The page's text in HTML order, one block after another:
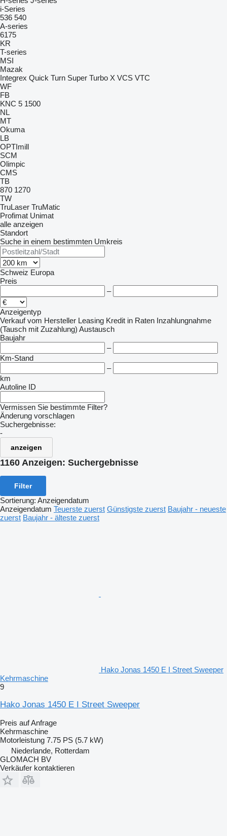
i-Series
536 540
A-series
6175
KR
T-series
MSI
Mazak
Integrex Quick Turn Super Turbo X VCS VTC
WF
FB
KNC 5 1500
NL
MT
Okuma
LB
OPTImill
SCM
Olimpic
CMS
TB
870 1270
TW
TruLaser TruMatic
Profimat Unimat
alle anzeigen
Standort
Suche in einem bestimmten Umkreis
Schweiz Europa
Preis
–
Anzeigentyp
Verkauf vom Hersteller Leasing Kredit in Raten Inzahlungnahme
(Tausch mit Zuzahlung) Austausch
Baujahr
–
Km-Stand
–
km
Autoline ID
Vermissen Sie bestimmte Filter?
Änderung vorschlagen
Suchergebnisse:
-
anzeigen
1160 Anzeigen: Suchergebnisse
Filter
Sortierung: Anzeigendatum
Anzeigendatum Teuerste zuerst Günstigste zuerst Baujahr - neueste
zuerst Baujahr - älteste zuerst
Hako Jonas 1450 E I Street Sweeper
Kehrmaschine
9
Hako Jonas 1450 E I Street Sweeper
Preis auf Anfrage
Kehrmaschine
Motorleistung 7.75 PS (5.7 kW)
Niederlande, Rotterdam
GLOMACH BV
Verkäufer kontaktieren